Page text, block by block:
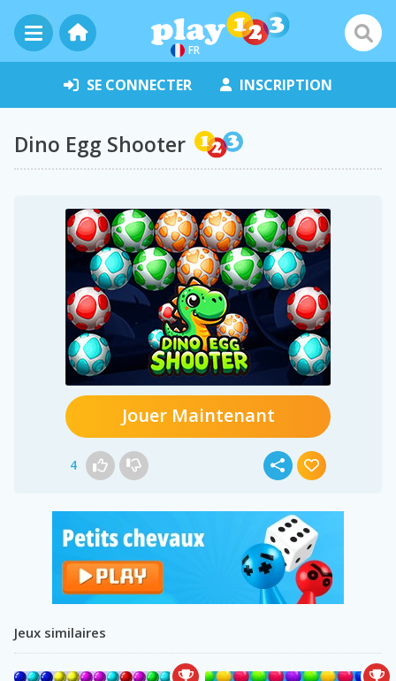
FR
SE CONNECTER INSCRIPTION
Dino Egg Shooter
Jouer Maintenant
4
Jeux similaires